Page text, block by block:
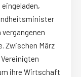
vergangenen
Zwischen März
ihre Wirtschaft